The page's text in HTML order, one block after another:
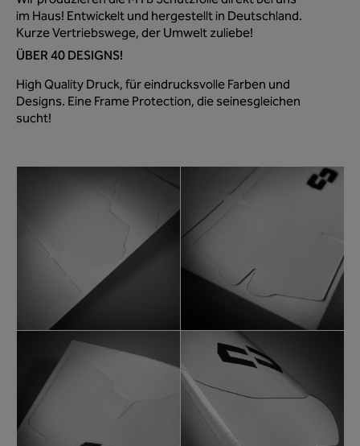
im Haus! Entwickelt und hergestellt in Deutschland.
Kurze Vertriebswege, der Umwelt zuliebe!
ÜBER 40 DESIGNS!
High Quality Druck, für eindrucksvolle Farben und
Designs. Eine Frame Protection, die seinesgleichen
sucht!